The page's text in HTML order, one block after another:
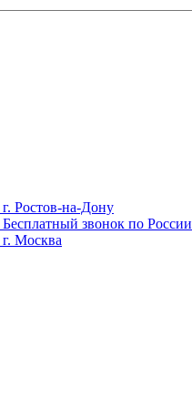
г. Ростов-на-Дону
Бесплатный звонок по России
г. Москва